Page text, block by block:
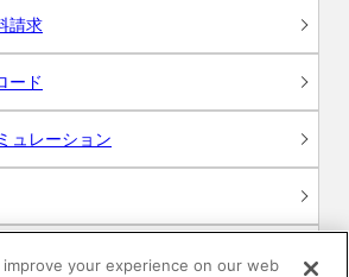
請求
ード
ュレーション
your experience on our web